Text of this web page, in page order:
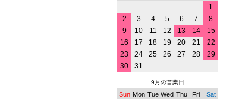
1
2
3 4 5 6 7
8
9
10 11 12 13 14
15
16
17 18 19 20 21
22
23
24 25 26 27 28
29
30
31
9月の営業日
Sun Mon Tue Wed Thu Fri Sat